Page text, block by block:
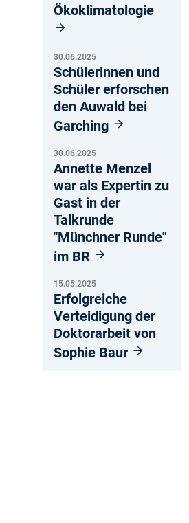
Ökoklimatologie
30.06.2025
Schülerinnen und
Schüler erforschen
den Auwald bei
Garching
30.06.2025
Annette Menzel
war als Expertin zu
Gast in der
Talkrunde
"Münchner Runde"
im BR
15.05.2025
Erfolgreiche
Verteidigung der
Doktorarbeit von
Sophie Baur